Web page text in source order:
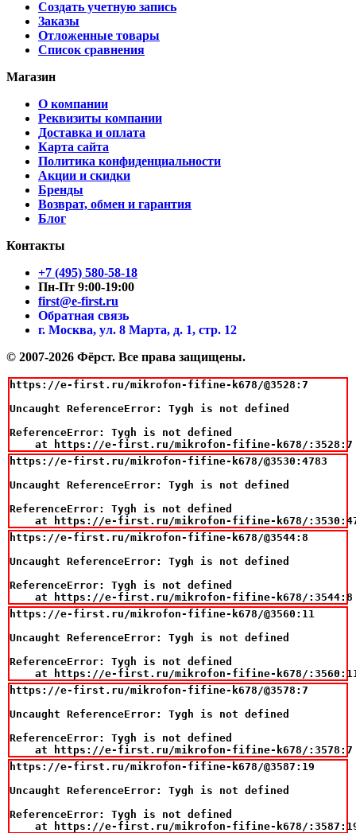
Создать учетную запись
Заказы
Отложенные товары
Список сравнения
Магазин
О компании
Реквизиты компании
Доставка и оплата
Карта сайта
Политика конфиденциальности
Акции и скидки
Бренды
Возврат, обмен и гарантия
Блог
Контакты
+7 (495) 580-58-18
Пн-Пт 9:00-19:00
first@e-first.ru
Обратная связь
г. Москва, ул. 8 Марта, д. 1, стр. 12
© 2007-2026 Фёрст. Все права защищены.
https://e-first.ru/mikrofon-fifine-k678/@3528:7
Uncaught ReferenceError: Tygh is not defined
ReferenceError: Tygh is not defined
    at https://e-first.ru/mikrofon-fifine-k678/:3528:7
https://e-first.ru/mikrofon-fifine-k678/@3530:4783
Uncaught ReferenceError: Tygh is not defined
ReferenceError: Tygh is not defined
at https://e-first.ru/mikrofon-fifine-k678/
https://e-first.ru/mikrofon-fifine-k678/@3544:8
Uncaught ReferenceError: Tygh is not defined
ReferenceError: Tygh is not defined
    at https://e-first.ru/mikrofon-fifine-k678/:3544:8
https://e-first.ru/mikrofon-fifine-k678/@3560:11
Uncaught ReferenceError: Tygh is not defined
ReferenceError: Tygh is not defined
at https://e-first.ru/mikrofon-fifine-k678/
https://e-first.ru/mikrofon-fifine-k678/@3578:7
Uncaught ReferenceError: Tygh is not defined
ReferenceError: Tygh is not defined
    at https://e-first.ru/mikrofon-fifine-k678/:3578:7
https://e-first.ru/mikrofon-fifine-k678/@3587:19
Uncaught ReferenceError: Tygh is not defined
ReferenceError: Tygh is not defined
at https://e-first.ru/mikrofon-fifine-k678/